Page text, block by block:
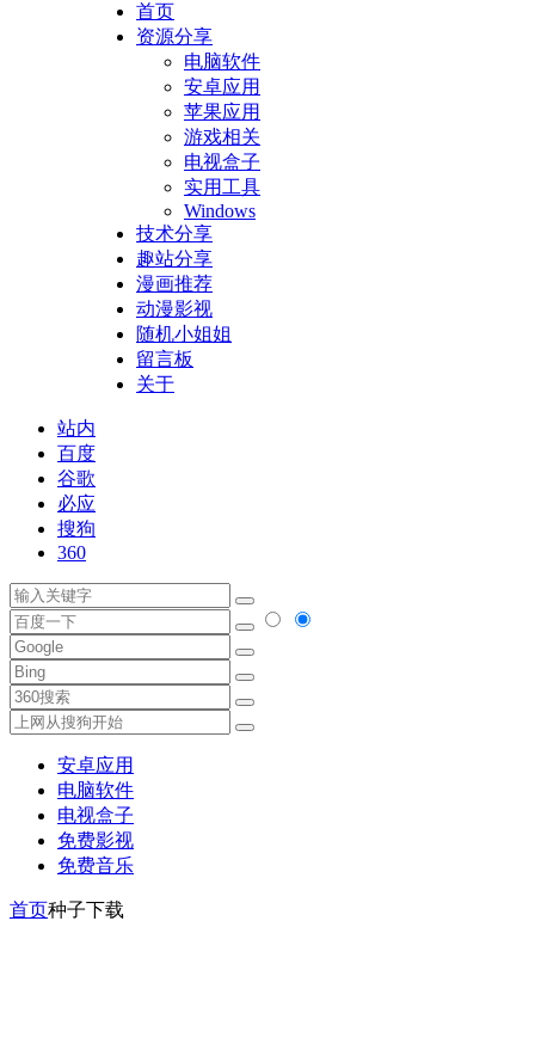
首页
资源分享
电脑软件
安卓应用
苹果应用
游戏相关
电视盒子
实用工具
Windows
技术分享
趣站分享
漫画推荐
动漫影视
随机小姐姐
留言板
关于
站内
百度
谷歌
必应
搜狗
360
安卓应用
电脑软件
电视盒子
免费影视
免费音乐
首页种子下载